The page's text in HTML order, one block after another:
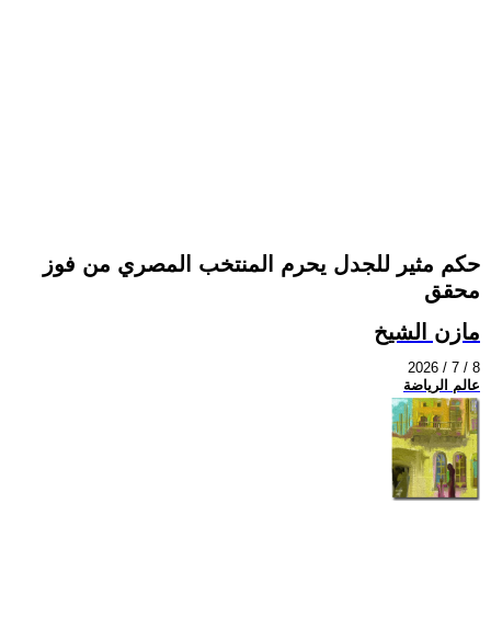
حكم مثير للجدل يحرم المنتخب المصري من فوز
محقق
مازن الشيخ
2026 / 7 / 8
عالم الرياضة